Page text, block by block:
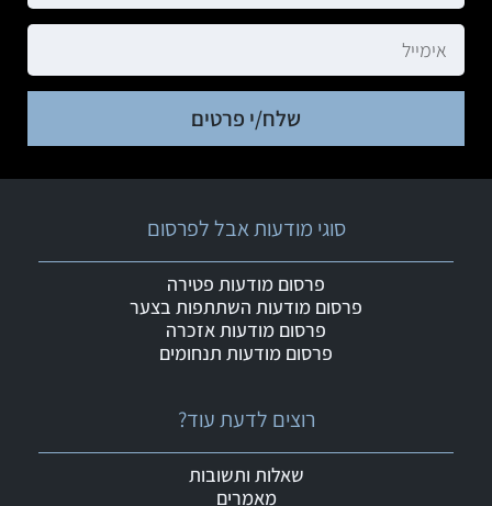
שלח/י פרטים
רוצים לדעת עוד?
שאלות ותשובות
מאמרים
סוגי מודעות אבל לפרסום
פרסום מודעות פטירה
פרסום מודעות השתתפות בצער
פרסום מודעות אזכרה
פרסום מודעות תנחומים